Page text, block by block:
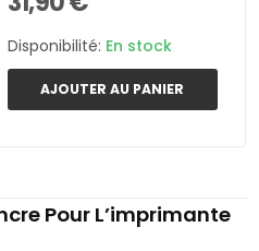
Disponibilité: En stock
AJOUTER AU PANIER
Pour L’imprimante